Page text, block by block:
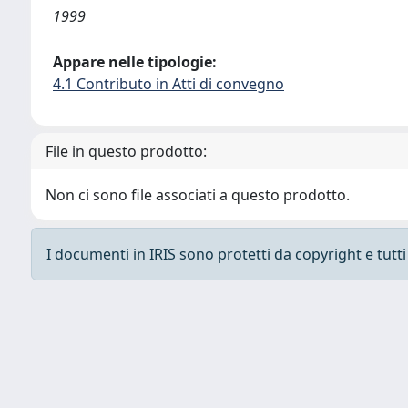
1999
Appare nelle tipologie:
4.1 Contributo in Atti di convegno
File in questo prodotto:
Non ci sono file associati a questo prodotto.
I documenti in IRIS sono protetti da copyright e